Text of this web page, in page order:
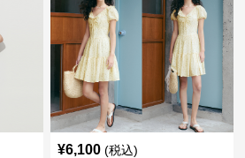
¥6,100 (税込)